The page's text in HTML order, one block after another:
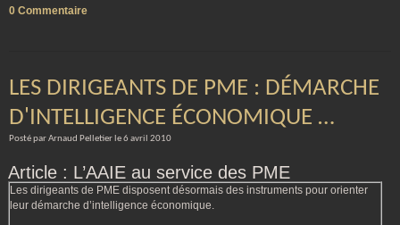
0 Commentaire
LES DIRIGEANTS DE PME : DÉMARCHE
D'INTELLIGENCE ÉCONOMIQUE …
Posté par Arnaud Pelletier le 6 avril 2010
Article : L’AAIE au service des PME
Les dirigeants de PME disposent désormais des instruments pour orienter
leur démarche d’intelligence économique.